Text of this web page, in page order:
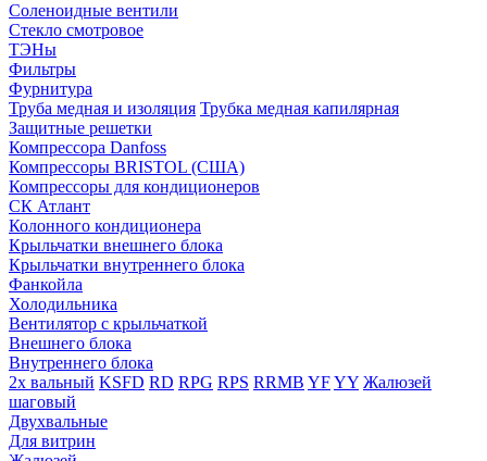
Соленоидные вентили
Стекло смотровое
ТЭНы
Фильтры
Фурнитура
Труба медная и изоляция Трубка медная капилярная
Защитные решетки
Компрессора Danfoss
Компрессоры BRISTOL (США)
Компрессоры для кондиционеров
СК Атлант
Колонного кондиционера
Крыльчатки внешнего блока
Крыльчатки внутреннего блока
Фанкойла
Холодильника
Вентилятор с крыльчаткой
Внешнего блока
Внутреннего блока
2х вальный KSFD RD RPG RPS RRMB YFYY Жалюзей
шаговый
Двухвальные
Для витрин